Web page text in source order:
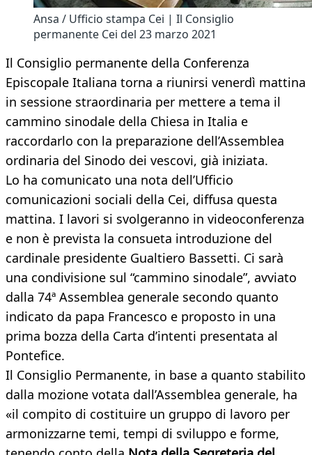
Ansa / Ufficio stampa Cei | Il Consiglio
permanente Cei del 23 marzo 2021
Il Consiglio permanente della Conferenza
Episcopale Italiana torna a riunirsi venerdì mattina
in sessione straordinaria per mettere a tema il
cammino sinodale della Chiesa in Italia e
raccordarlo con la preparazione dell’Assemblea
ordinaria del Sinodo dei vescovi, già iniziata.
Lo ha comunicato una nota dell’Ufficio
comunicazioni sociali della Cei, diffusa questa
mattina. I lavori si svolgeranno in videoconferenza
e non è prevista la consueta introduzione del
cardinale presidente Gualtiero Bassetti. Ci sarà
una condivisione sul “cammino sinodale”, avviato
dalla 74ª Assemblea generale secondo quanto
indicato da papa Francesco e proposto in una
prima bozza della Carta d’intenti presentata al
Pontefice.
Il Consiglio Permanente, in base a quanto stabilito
dalla mozione votata dall’Assemblea generale, ha
«il compito di costituire un gruppo di lavoro per
armonizzarne temi, tempi di sviluppo e forme,